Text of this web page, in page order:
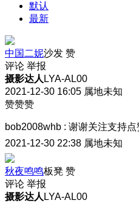
默认
最新
中国二妮沙发 赞
评论 举报
摄影达人 LYA-AL00
2021-12-30 16:05 属地未知
赞赞赞
bob2008whb : 谢谢关注支持点
2021-12-30 22:38 属地未知
秋夜鸣鸣板凳 赞
评论 举报
摄影达人 LYA-AL00